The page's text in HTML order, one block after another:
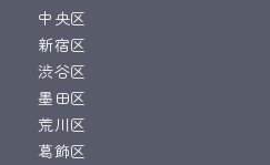
中央区
新宿区
渋谷区
墨田区
荒川区
葛飾区